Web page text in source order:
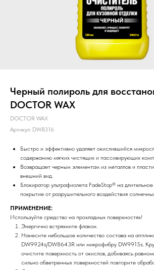
Черный полироль для
DOCTOR WAX
DOCTOR WAX
Артикул: DW8316
Быстро и эффективно удаляет окислившийся
содержанию мягких чистящих и пассивирующих
Возвращает черным элементам из металлов и
внешний вид.
Блокиратор ультрафиолета FadeStop® на
покрытие от разрушительного воздействия
ПРИМЕНЕНИЕ:
Используйте средство на прохладных поверхностях!
Энергично встряхните флакон.
Нанесите небольшое количество состава на
DW9924s/DW8643R или микрофибру DW9915s.
очистите поверхность от окислов, добиваясь
сильно обветренных поверхностей повторите